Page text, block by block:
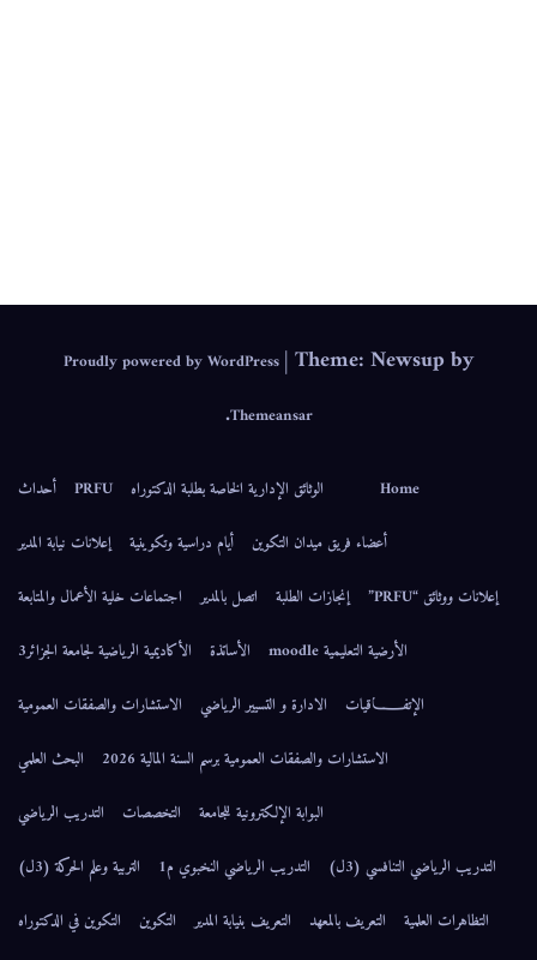
Proudly powered by WordPress |Theme: Newsup by
Themeansar
.
Home الوثائق الإدارية الخاصة بطلبة الدكتوراه PRFU
أحداث
أعضاء فريق ميدان التكوين
أيام دراسية وتكوينية
إعلانات نيابة المدير
إعلانات ووثائق “PRFU”
إنجازات الطلبة اتصل بالمدير
اجتماعات خلية الأعمال والمتابعة
الأرضية التعليمية moodle
الأساتذة
الأكاديمية الرياضية لجامعة الجزائر3
الإتفــــــاقيات
الادارة و التسيير الرياضي
الاستشارات والصفقات العمومية
الاستشارات والصفقات العمومية برسم السنة المالية 2026
البحث العلمي
البوابة الإلكترونية للجامعة
التخصصات
التدريب الرياضي
التدريب الرياضي التنافسي (3ل)
التدريب الرياضي النخبوي م1
التربية وعلم الحركة (3ل)
التظاهرات العلمية
التعريف بالمعهد التعريف بنيابة المدير التكوين
التكوين في الدكتوراه